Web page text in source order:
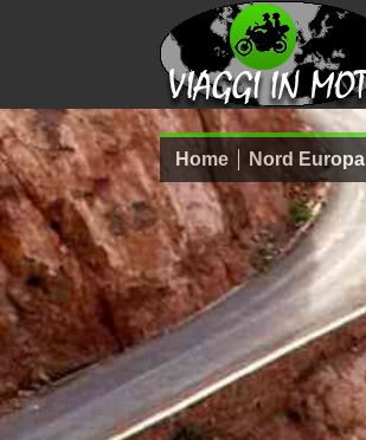
Home Nord Europa